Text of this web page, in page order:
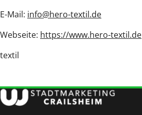
E-Mail: info@hero-textil.de
Webseite: https://www.hero-textil.de
textil